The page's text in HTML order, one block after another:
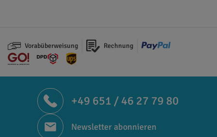
Vorabüberweisung Rechnung
+49 651 / 46 27 79 80
Newsletter abonnieren